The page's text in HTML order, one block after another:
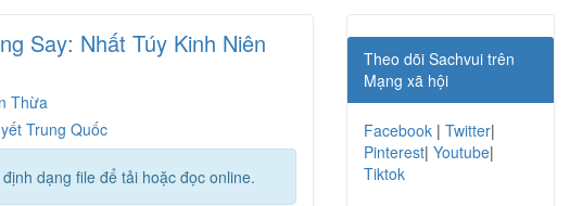
Say: Nhất Túy Kinh Niên
Thừa
Trung Quốc
dạng file để tải hoặc đọc online.
Theo dõi Sachvui trên
Mạng xã hội
Facebook | Twitter|
Pinterest| Youtube|
Tiktok